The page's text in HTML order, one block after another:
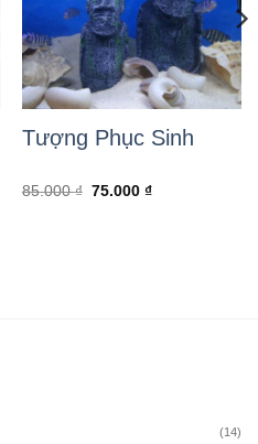
Tượng Phục Sinh
85.000₫ Giá
75.000 ₫Giá
(14)